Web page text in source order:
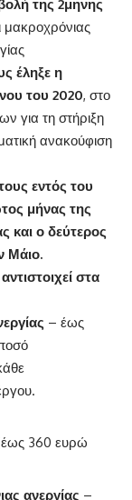
της 2μηνης
μακροχρόνιας
έληξε η
του 2020, στο
για τη στήριξη
ανακούφιση
εντός του
μήνας της
και ο δεύτερος
Μάιο.
αντιστοιχεί στα
– έως
360 ευρώ
ανεργίας –